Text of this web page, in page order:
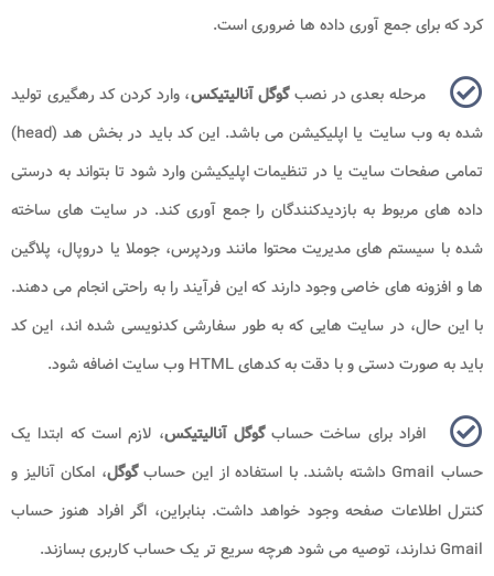
کرد که برای جمع آوری داده ها ضروری است.
مرحله بعدی در نصبگوگل آنالیتیکس، وارد کردن کد رهگیری تولید
شده به وب سایت یا اپلیکیشن می باشد. این کد باید در بخش هد (head)
تمامی صفحات سایت یا در تنظیمات اپلیکیشن وارد شود تا بتواند به درستی
داده های مربوط به بازدیدکنندگان را جمع آوری کند. در سایت های ساخته
شده با سیستم های مدیریت محتوا مانند وردپرس، جوملا یا دروپال، پلاگین
ها و افزونه های خاصی وجود دارند که این فرآیند را به راحتی انجام می دهند.
با این حال، در سایت هایی که به طور سفارشی کدنویسی شده اند، این کد
باید به صورت دستی و با دقت به کدهای HTML وب سایت اضافه شود.
افراد برای ساخت حسابگوگل آنالیتیکس، لازم است که ابتدا یک
حساب Gmail داشته باشند. با استفاده از این حساب
گوگل، امکان آنالیز و
کنترل اطلاعات صفحه وجود خواهد داشت. بنابراین، اگر افراد هنوز حساب
Gmail ندارند، توصیه می شود هرچه سریع تر یک حساب کاربری بسازند.